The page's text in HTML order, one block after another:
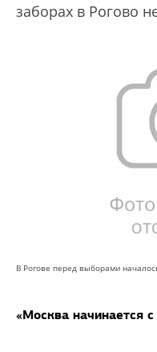
заборах в Рогово
В Рогове перед выборами
«Москва начинается с